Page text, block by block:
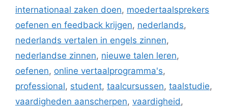
internationaal zaken doen, moedertaalsprekers
oefenen en feedback krijgen, nederlands,
nederlands vertalen in engels zinnen,
nederlandse zinnen, nieuwe talen leren,
oefenen, online vertaalprogramma's,
professional, student, taalcursussen, taalstudie,
vaardigheden aanscherpen, vaardigheid,